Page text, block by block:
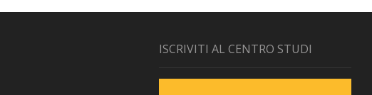
ISCRIVITI AL CENTRO STUDI